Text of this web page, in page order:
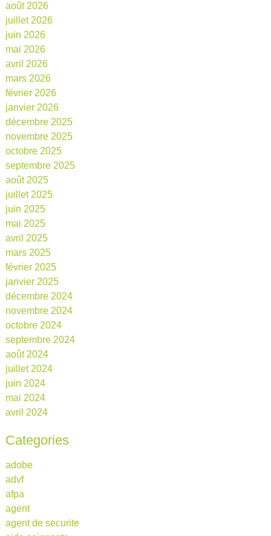
août 2026
juillet 2026
juin 2026
mai 2026
avril 2026
mars 2026
février 2026
janvier 2026
décembre 2025
novembre 2025
octobre 2025
septembre 2025
août 2025
juillet 2025
juin 2025
mai 2025
avril 2025
mars 2025
février 2025
janvier 2025
décembre 2024
novembre 2024
octobre 2024
septembre 2024
août 2024
juillet 2024
juin 2024
mai 2024
avril 2024
Categories
adobe
advf
afpa
agent
agent de securite